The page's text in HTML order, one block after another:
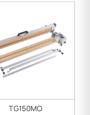
TG150MO